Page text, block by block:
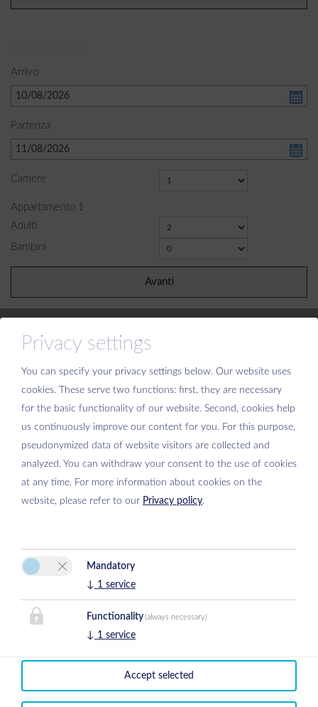
Arrivo
Partenza
Camere
Appartamento 1
Adulti
Bambini
Avanti
Si prega di attivare l'opzione “Funzionalità” nelle impostazioni dei
cookie per la corretta visualizzazione della mappa
Impostazioni dei cookie
Appartement Moosbrugger
Erich Moosbrugger
Gumpenberg 33
8967 Haus
0043 664 9980762
Privacy settings
You can specify your privacy settings below. Our website uses
cookies. These serve two functions: first, they are necessary
for the basic functionality of our website. Second, cookies help
us continuously improve our content for you. For this purpose,
pseudonymized data of website visitors are collected and
analyzed. You can withdraw your consent to the use of cookies
at any time. For more information about cookies on the
website, please refer to our Privacy policy.
Mandatory
↓ 1 service
Functionality (always necessary)
↓ 1 service
Accept selected